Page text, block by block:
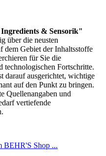
& Sensorik"
über die neusten
Gebiet der Inhaltsstoffe
für Sie die
technologischen Fortschritte.
darauf ausgerichtet, wichtige
auf den Punkt zu bringen.
Quellenangaben und
vertiefende
BEHR'S Shop ...